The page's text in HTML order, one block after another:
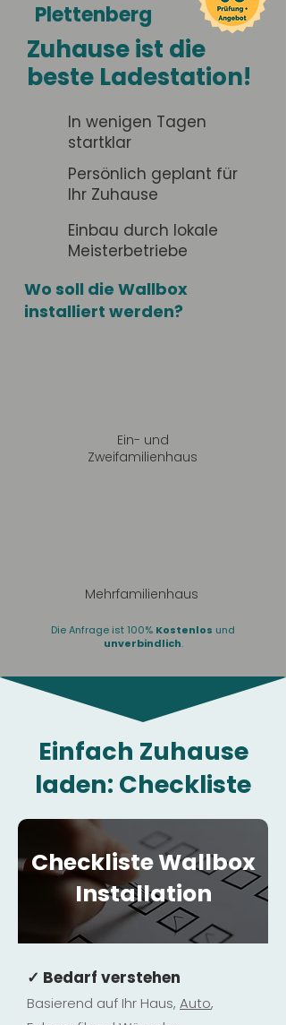
Plettenberg
Zuhause ist die
beste Ladestation!
In wenigen Tagen
startklar
Persönlich geplant für
Ihr Zuhause
Einbau durch lokale
Meisterbetriebe
Wo soll die Wallbox
installiert werden?
Ein- und
Zweifamilienhaus
Mehrfamilienhaus
Die Anfrage ist 100% Kostenlos und
unverbindlich.
Einfach Zuhause
laden: Checkliste
Checkliste Wallbox
Installation
✓ Bedarf verstehen
Basierend auf Ihr Haus, Auto,